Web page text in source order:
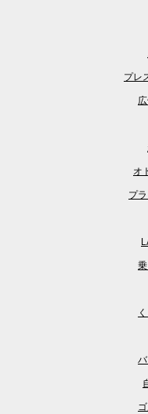
プレ
オ
プ